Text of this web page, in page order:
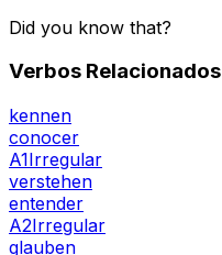
Did you know that?
Verbos Relacionados
kennen
conocer
A1Irregular
verstehen
entender
A2Irregular
glauben